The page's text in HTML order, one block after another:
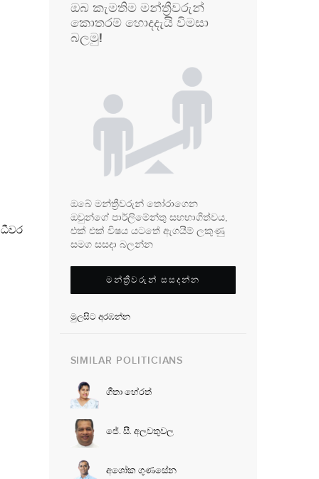
ඔබ කැමතිම මන්ත්‍රීවරුන්
කොතරම් හොදදැයි විමසා
බලමු!
ඔබේ මන්ත්‍රීවරුන් තෝරාගෙන
ඔවුන්ගේ පාර්ලිමේන්තු සහභාගිත්වය,
එක් එක් විෂය යටතේ ඇගයීම් ලකුණු
සමග සසදා බලන්න
මන්ත්‍රීවරුන් සසදන්න
මුලසිට අරඹන්න
SIMILAR POLITICIANS
ගීතා හේරත්
ජේ. සී. අලවතුවල
අශෝක ගුණසේන